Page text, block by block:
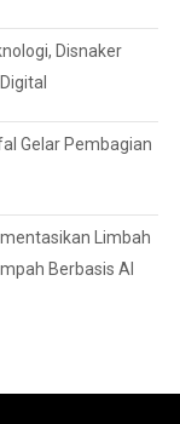
Disnaker
Gelar Pembagian
Limbah
Berbasis AI